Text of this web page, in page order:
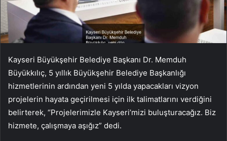
Kayseri Büyükşehir Belediye Başkanı Dr. Memduh
Büyükkılıç, 5 yıllık Büyükşehir Belediye Başkanlığı
hizmetlerinin ardından yeni 5 yılda yapacakları vizyon
projelerin hayata geçirilmesi için ilk talimatlarını verdiğini
belirterek, “Projelerimizle Kayseri’mizi buluşturacağız. Biz
hizmete, çalışmaya aşığız” dedi.